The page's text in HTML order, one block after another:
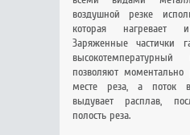
воздушной резке
которая нагревает
Заряженные частички
позволяют
месте реза, а поток
выдувает расплав,
полость реза.